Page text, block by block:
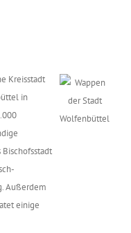
Kreisstadt
in
Außerdem
einige